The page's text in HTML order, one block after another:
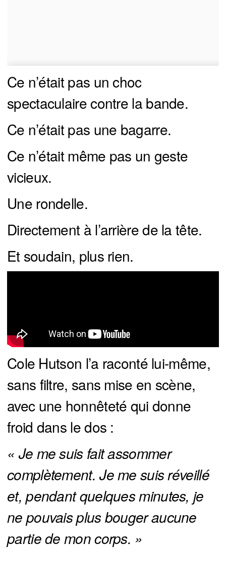
Ce n’était pas un choc
spectaculaire contre la bande.
Ce n’était pas une bagarre.
Ce n’était même pas un geste
vicieux.
Une rondelle.
Directement à l’arrière de la tête.
Et soudain, plus rien.
Cole Hutson l’a raconté lui-même,
sans filtre, sans mise en scène,
avec une honnêteté qui donne
froid dans le dos :
« Je me suis fait assommer
complètement. Je me suis réveillé
et, pendant quelques minutes, je
ne pouvais plus bouger aucune
partie de mon corps. »